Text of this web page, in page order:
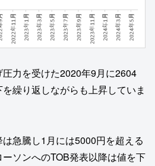
力を受けた2020年9月に2604
繰り返しながらも上昇していま
急騰し1月には5000円を超える
ソンへのTOB発表以降は値を下